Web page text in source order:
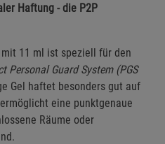
Haftung - die P2P
11 ml ist speziell für den
Personal Guard System (PGS
Gel haftet besonders gut auf
eine punktgenaue
Räume oder